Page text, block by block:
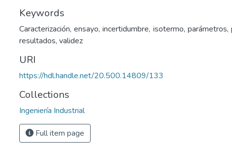
Keywords
Caracterización, ensayo, incertidumbre, isotermo,
resultados, validez
URI
https://hdl.handle.net/20.500.14809/133
Collections
Ingeniería Industrial
Full item page